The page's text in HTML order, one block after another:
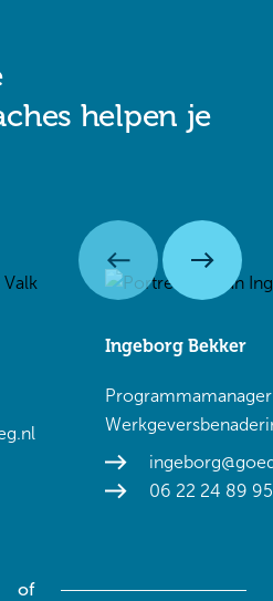
helpen je
Ingeborg Bekker
Programmamanager
06 22 24 89 95
of